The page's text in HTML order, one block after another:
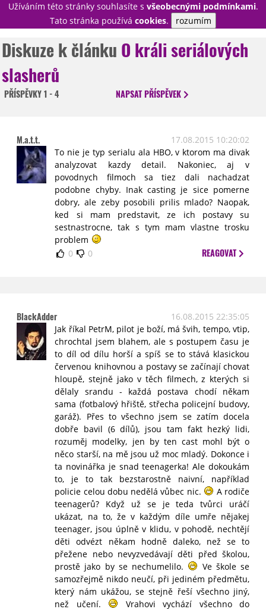
Užíváním této stránky souhlasíte s všeobecnými podmínkami.
Tato stránka používá cookies. rozumím
PŘIHLÁSIT
NOVINKY
TÉMATA
DISKUZE
STATISTIKY
TIRÁŽ
Diskuze k článku O králi seriálových
slasherů
PŘÍSPĚVKY1 - 4 NAPSATPŘÍSPĚVEK
M.a.t.t.
17.08.2015 10:20:02
To nie je typ serialu ala HBO, v ktorom ma divak
analyzovat kazdy detail. Nakoniec, aj v
povodnych filmoch sa tiez dali nachadzat
podobne chyby. Inak casting je sice pomerne
dobry, ale zeby posobili prilis mlado? Naopak,
ked si mam predstavit, ze ich postavy su
sestnastrocne, tak s tym mam vlastne trosku
problem
0
0 REAGOVAT
BlackAdder
16.08.2015 22:35:05
Jak říkal PetrM, pilot je boží, má švih, tempo, vtip,
chrochtal jsem blahem, ale s postupem času je
to díl od dílu horší a spíš se to stává klasickou
červenou knihovnou a postavy se začínají chovat
hloupě, stejně jako v těch filmech, z kterých si
dělaly srandu - každá postava chodí někam
sama (fotbalový hřiště, střecha policejní budovy,
garáž). Přes to všechno jsem se zatím docela
dobře bavil (6 dílů), jsou tam fakt hezký lidi,
rozuměj modelky, jen by ten cast mohl být o
něco starší, na mě jsou už moc mladý. Dokonce i
ta novinářka je snad teenagerka! Ale dokoukám
to, je to tak bezstarostně naivní, například
policie celou dobu nedělá vůbec nic.
A rodiče
teenagerů? Když už se je teda tvůrci uráčí
ukázat, na to, že v každým díle umře nějakej
teenager, jsou úplně v klidu, v pohodě, nechtějí
děti odvézt někam hodně daleko, než se to
přežene nebo nevyzvedávají děti před školou,
prostě jako by se nechumelilo.
Ve škole se
samozřejmě nikdo neučí, při jediném předmětu,
který nám ukážou, se stejně řeší všechno jiný,
než učení.
Vrahovi vychází všechno do